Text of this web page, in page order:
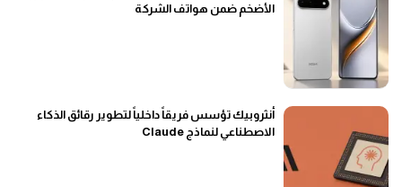
الأضخم ضمن هواتف الشركة
أنثروبيك تؤسس فريقاً داخلياً لتطوير رقائق الذكاء
الاصطناعي لنماذج Claude